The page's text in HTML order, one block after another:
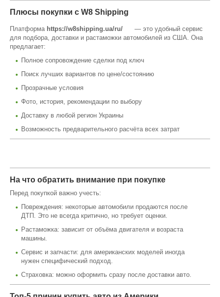
Плюсы покупки с W8 Shipping
Платформа https://w8shipping.ua/ru/
— это удобный сервис
для подбора, доставки и растаможки автомобилей из США. Она
предлагает:
Полное сопровождение сделки под ключ
Поиск лучших вариантов по цене/состоянию
Прозрачные условия
Фото, история, рекомендации по выбору
Доставку в любой регион Украины
Возможность предварительного расчёта всех затрат
На что обратить внимание при покупке
Перед покупкой важно учесть:
Повреждения: некоторые автомобили продаются после
ДТП. Это не всегда критично, но требует оценки.
Растаможка: зависит от объёма двигателя и возраста
машины.
Сервис и запчасти: для американских моделей иногда
нужен специфический подход.
Страховка: можно оформить сразу после доставки авто.